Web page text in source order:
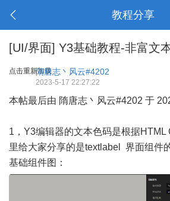
教程分享
[UI/界面] Y3基础教程-非富文
点击重新加载隋唐志丶风云#4202
2023-5-17 22:27:22
本帖最后由 隋唐志丶风云#4202 于
1，Y3编辑器的文本色码是根据HTML
里给大家分享的是textlabel 界面组件
基础组件图：